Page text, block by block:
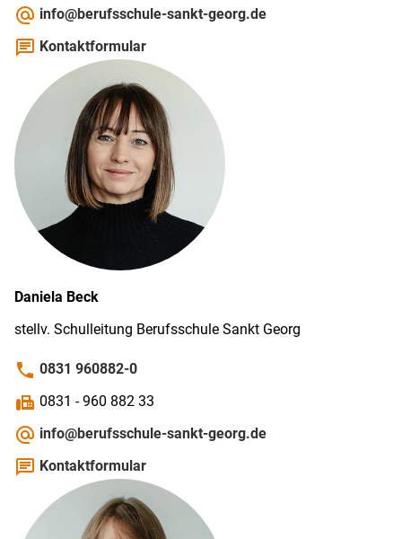
alternate_email info@berufsschule-sankt-georg.de
chat Kontaktformular
Daniela Beck
stellv. Schul­leitung Berufs­schule Sankt Georg
phone 0831 960882-0
fax 0831 - 960 882 33
alternate_email info@berufsschule-sankt-georg.de
chat Kontaktformular